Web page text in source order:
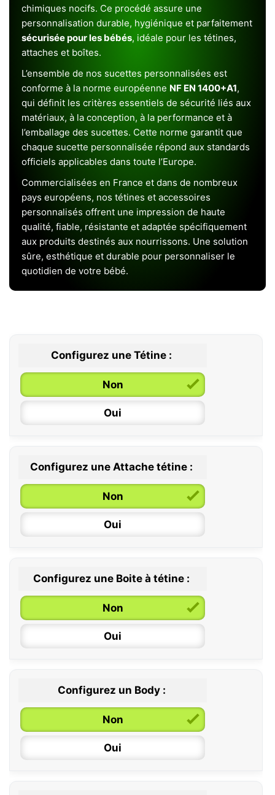
chimiques nocifs. Ce procédé assure une
personnalisation durable, hygiénique et parfaitement
sécurisée pour les bébés, idéale pour les tétines,
attaches et boîtes.
L’ensemble de nos sucettes personnalisées est
conforme à la norme européenne NF EN 1400+A1,
qui définit les critères essentiels de sécurité liés aux
matériaux, à la conception, à la performance et à
l’emballage des sucettes. Cette norme garantit que
chaque sucette personnalisée répond aux standards
officiels applicables dans toute l’Europe.
Commercialisées en France et dans de nombreux
pays européens, nos tétines et accessoires
personnalisés offrent une impression de haute
qualité, fiable, résistante et adaptée spécifiquement
aux produits destinés aux nourrissons. Une solution
sûre, esthétique et durable pour personnaliser le
quotidien de votre bébé.
Configurez une Tétine :
Non
Oui
0 / 6 mois
6 / 36 mois
Configurez une Attache tétine :
Non
Oui
Configurez une Boite à tétine :
Non
Oui
Configurez un Body :
Non
Oui